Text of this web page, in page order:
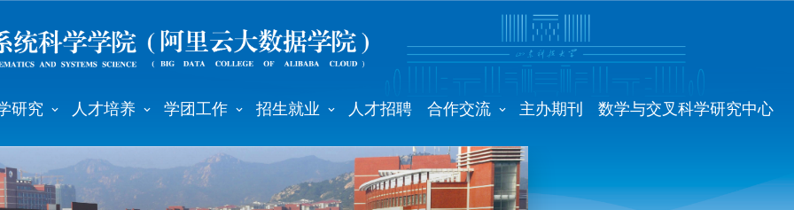
研究 人才培养 学团工作 招生就业 人才招聘 合作交流 主办期刊 数学与交叉科学研究中心